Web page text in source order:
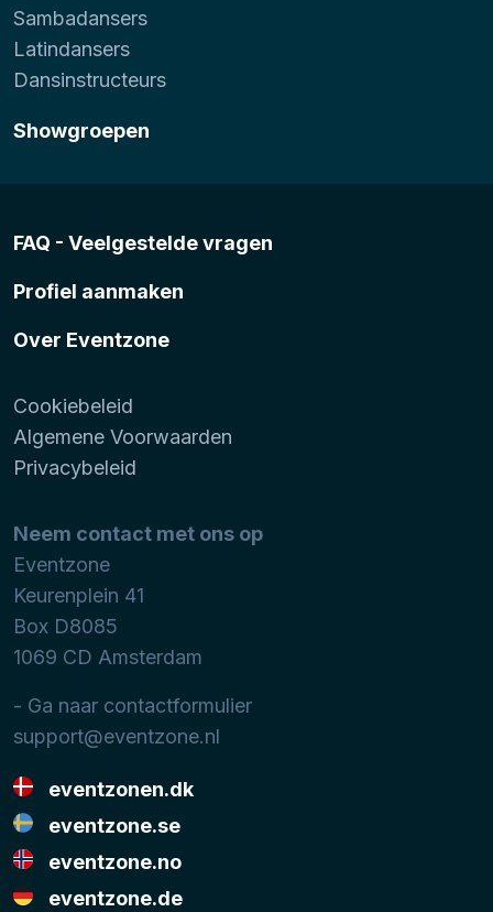
Sambadansers
Latindansers
Dansinstructeurs
Showgroepen
FAQ - Veelgestelde vragen
Profiel aanmaken
Over Eventzone
Cookiebeleid
Algemene Voorwaarden
Privacybeleid
Neem contact met ons op
Eventzone
Keurenplein 41
Box D8085
1069 CD Amsterdam
- Ga naar contactformulier
support@eventzone.nl
eventzonen.dk
eventzone.se
eventzone.no
eventzone.de